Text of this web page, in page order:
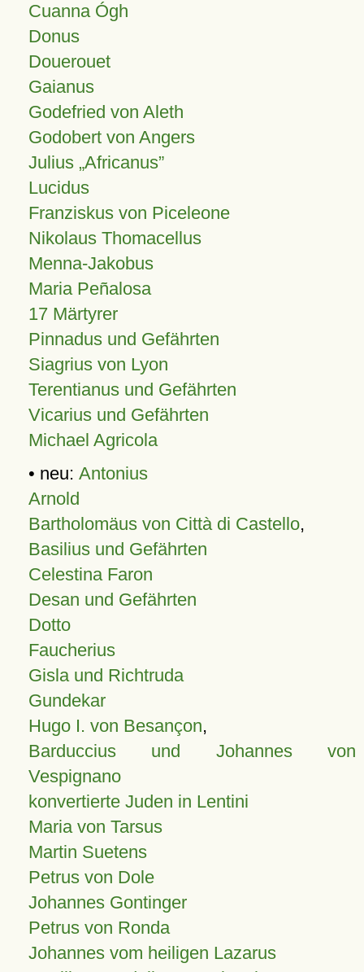
Cuanna Ógh
Donus
Douerouet
Gaianus
Godefried von Aleth
Godobert von Angers
Julius Africanus
Lucidus
Franziskus von Piceleone
Nikolaus Thomacellus
Menna-Jakobus
Maria Peñalosa
17 Märtyrer
Pinnadus und Gefährten
Siagrius von Lyon
Terentianus und Gefährten
Vicarius und Gefährten
Michael Agricola
• neu: Antonius
Arnold
Bartholomäus von Città di Castello,
Basilius und Gefährten
Celestina Faron
Desan und Gefährten
Dotto
Faucherius
Gisla und Richtruda
Gundekar
Hugo I. von Besançon,
Barduccius und Johannes von
Vespignano
konvertierte Juden in Lentini
Maria von Tarsus
Martin Suetens
Petrus von Dole
Johannes Gontinger
Petrus von Ronda
Johannes vom heiligen Lazarus